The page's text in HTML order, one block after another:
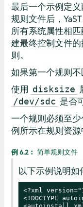
最后一个示例定
规则文件后，
所有系统属性相
建最终控制文件的
则。
如果第一个规则
使用 disksize
/dev/sdc 是否
一个规则必须至
例所示在规则资源
例 6.2︰ 简单规则文件
以下示例说明如
<?xml
<!DOCTYPE